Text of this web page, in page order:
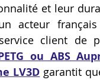
et leur
acteur
client de
ou ABS
LV3D garantit